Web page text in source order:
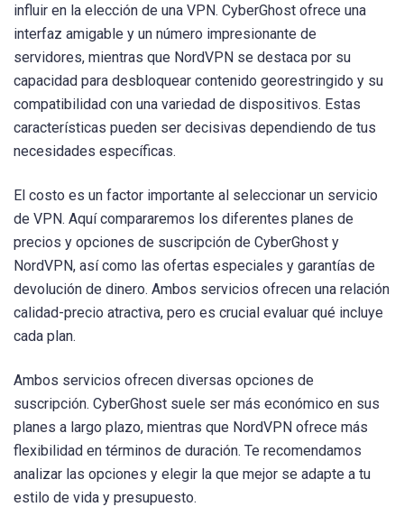
influir en la elección de una VPN. CyberGhost ofrece una
interfaz amigable y un número impresionante de
servidores, mientras que NordVPN se destaca por su
capacidad para desbloquear contenido georestringido y su
compatibilidad con una variedad de dispositivos. Estas
características pueden ser decisivas dependiendo de tus
necesidades específicas.
El costo es un factor importante al seleccionar un servicio
de VPN. Aquí compararemos los diferentes planes de
precios y opciones de suscripción de CyberGhost y
NordVPN, así como las ofertas especiales y garantías de
devolución de dinero. Ambos servicios ofrecen una relación
calidad-precio atractiva, pero es crucial evaluar qué incluye
cada plan.
Ambos servicios ofrecen diversas opciones de
suscripción. CyberGhost suele ser más económico en sus
planes a largo plazo, mientras que NordVPN ofrece más
flexibilidad en términos de duración. Te recomendamos
analizar las opciones y elegir la que mejor se adapte a tu
estilo de vida y presupuesto.